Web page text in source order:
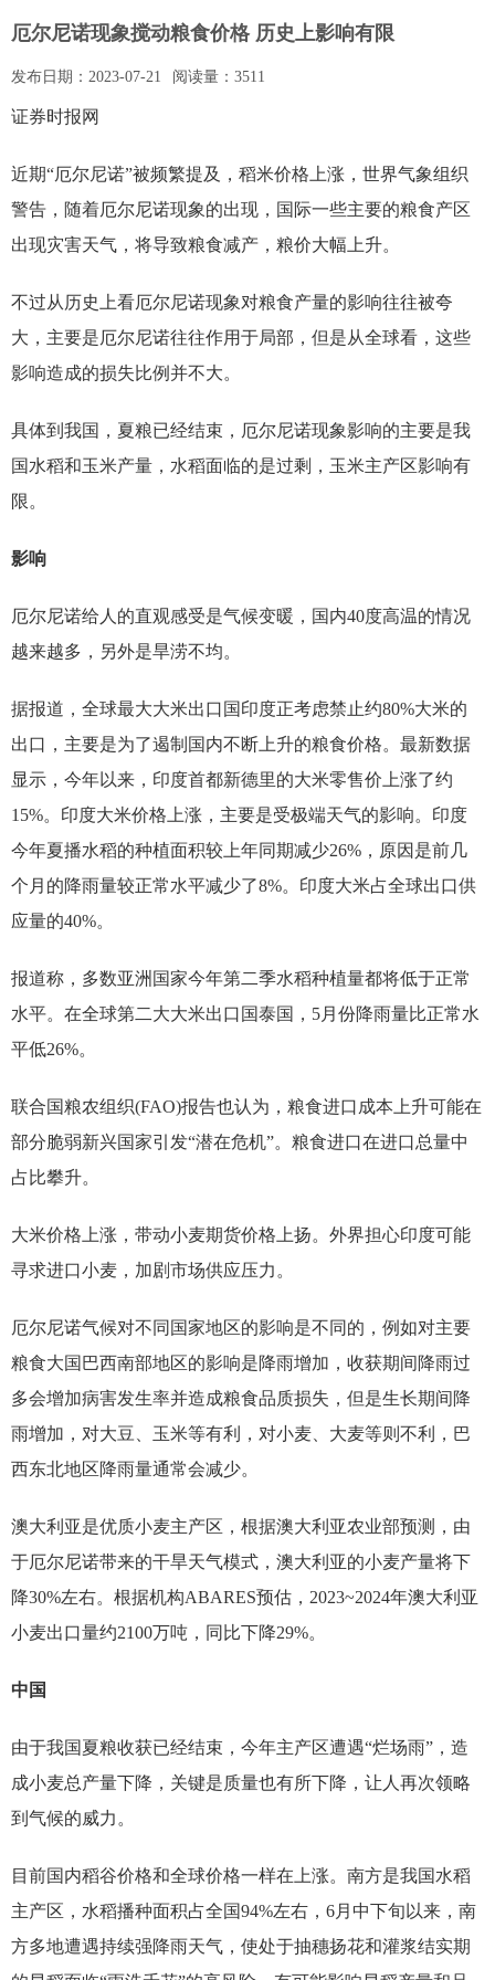
厄尔尼诺现象搅动粮食价格 历史上影响有限
发布日期： 2023-07-21 阅读量： 3511
证券时报网
近期“厄尔尼诺”被频繁提及，稻米价格上涨，世界气象组织
警告，随着厄尔尼诺现象的出现，国际一些主要的粮食产区
出现灾害天气，将导致粮食减产，粮价大幅上升。
不过从历史上看厄尔尼诺现象对粮食产量的影响往往被夸
大，主要是厄尔尼诺往往作用于局部，但是从全球看，这些
影响造成的损失比例并不大。
具体到我国，夏粮已经结束，厄尔尼诺现象影响的主要是我
国水稻和玉米产量，水稻面临的是过剩，玉米主产区影响有
限。
影响
厄尔尼诺给人的直观感受是气候变暖，国内40度高温的情况
越来越多，另外是旱涝不均。
据报道，全球最大大米出口国印度正考虑禁止约80%大米的
出口，主要是为了遏制国内不断上升的粮食价格。最新数据
显示，今年以来，印度首都新德里的大米零售价上涨了约
15%。印度大米价格上涨，主要是受极端天气的影响。印度
今年夏播水稻的种植面积较上年同期减少26%，原因是前几
个月的降雨量较正常水平减少了8%。印度大米占全球出口供
应量的40%。
报道称，多数亚洲国家今年第二季水稻种植量都将低于正常
水平。在全球第二大大米出口国泰国，5月份降雨量比正常水
平低26%。
联合国粮农组织(FAO)报告也认为，粮食进口成本上升可能在
部分脆弱新兴国家引发“潜在危机”。粮食进口在进口总量中
占比攀升。
大米价格上涨，带动小麦期货价格上扬。外界担心印度可能
寻求进口小麦，加剧市场供应压力。
厄尔尼诺气候对不同国家地区的影响是不同的，例如对主要
粮食大国巴西南部地区的影响是降雨增加，收获期间降雨过
多会增加病害发生率并造成粮食品质损失，但是生长期间降
雨增加，对大豆、玉米等有利，对小麦、大麦等则不利，巴
西东北地区降雨量通常会减少。
澳大利亚是优质小麦主产区，根据澳大利亚农业部预测，由
于厄尔尼诺带来的干旱天气模式，澳大利亚的小麦产量将下
降30%左右。根据机构ABARES预估，2023~2024年澳大利亚
小麦出口量约2100万吨，同比下降29%。
中国
由于我国夏粮收获已经结束，今年主产区遭遇“烂场雨”，造
成小麦总产量下降，关键是质量也有所下降，让人再次领略
到气候的威力。
目前国内稻谷价格和全球价格一样在上涨。南方是我国水稻
主产区，水稻播种面积占全国94%左右，6月中下旬以来，南
方多地遭遇持续强降雨天气，使处于抽穗扬花和灌浆结实期